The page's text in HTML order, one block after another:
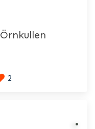
Örnkullen
2